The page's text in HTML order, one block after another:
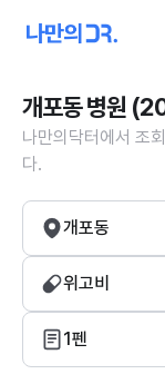
개포동 병원
나만의닥터에서 조
다.
개포동
위고비
1펜